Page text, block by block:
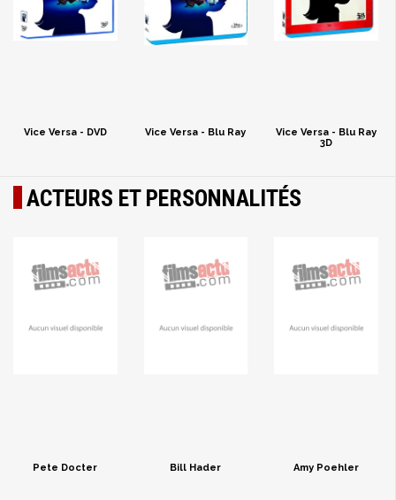
Vice Versa - DVD Vice Versa - Blu Ray
Vice Versa - Blu Ray
3D
ACTEURS ET PERSONNALITÉS
Pete Docter Bill Hader Amy Poehler